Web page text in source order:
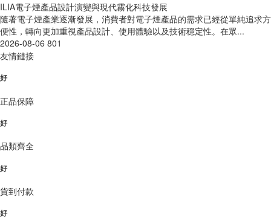
ILIA電子煙產品設計演變與現代霧化科技發展
隨著電子煙產業逐漸發展，消費者對電子煙產品的需求已經從單純追求方
便性，轉向更加重視產品設計、使用體驗以及技術穩定性。在眾...
2026-08-06 801
友情鏈接
好
正品保障
好
品類齊全
好
貨到付款
好